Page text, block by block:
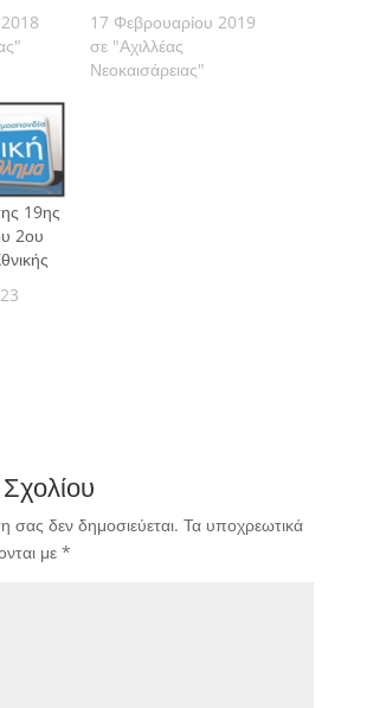
17 Φεβρουαρίου 2019
σε "Αχιλλέας
Νεοκαισάρειας"
19ης
2ου
σας δεν δημοσιεύεται. Τα υποχρεωτικά
με *